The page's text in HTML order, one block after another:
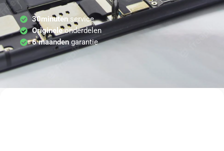
30minutenservice
Origineleonderdelen
6 maandengarantie